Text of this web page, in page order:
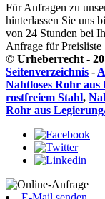
Für Anfragen zu
hinterlassen Sie uns
von 24 Stunden bei
Anfrage für Preisliste
© Urheberrecht -
Seitenverzeichnis -
Nahtloses Rohr aus
rostfreiem Stahl,
Rohr aus